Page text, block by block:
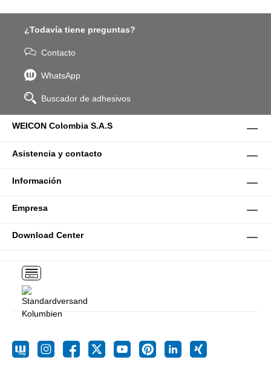
¿Todavía tiene preguntas?
Contacto
WhatsApp
Buscador de adhesivos
WEICON Colombia S.A.S
Asistencia y contacto
Información
Empresa
Download Center